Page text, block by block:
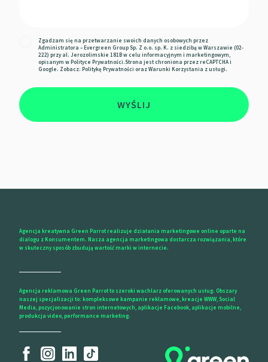
Zgadzam się na przetwarzanie swoich danych osobowych przez
Administratora – Evergreen Group Sp. Z o.o. sp. K. z siedzibą w Warszawie (02-
222) przy al. Jerozolimskie 181B w celu informacyjnym i marketingowym,
opisanym wPolityce Prywatności.Strona jest chroniona przez reCAPTCHA i
Google. Zobacz: Politykę Prywatności orazWarunki Korzystania z usługi.
WYŚLIJ
Agencja kreatywna Green Parrot realizuje działania marketingowe online oparte na
dialogu z Konsumentem. Nasza agencja marketingowa dostarcza rozwiązania, które
w skuteczny sposób zbudują wartość marki w internecie.
Agencja reklamowa Green Parrot to szeroki wachlarz oferowanych usług. Obszary
naszej specjalizacji to: kompleksowe kampanie reklamowe, kreacje WWW, Social
Media, pozycjonowanie stron internetowych, aplikacje Facebook, aplikacje mobilne,
produkcja video, performance marketing.